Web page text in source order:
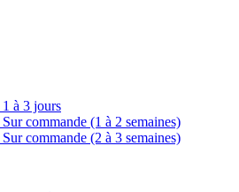
1 à 3 jours
Sur commande (1 à 2 semaines)
Sur commande (2 à 3 semaines)